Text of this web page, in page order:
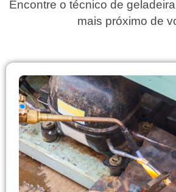
Encontre o técnico de
mais próximo de